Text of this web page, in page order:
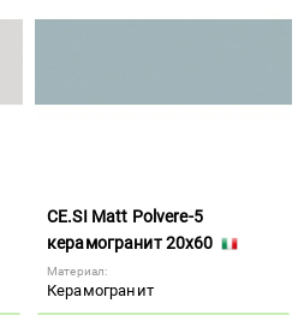
CE.SI Matt Polvere-5
керамогранит 20x60
Материал:
Керамогранит